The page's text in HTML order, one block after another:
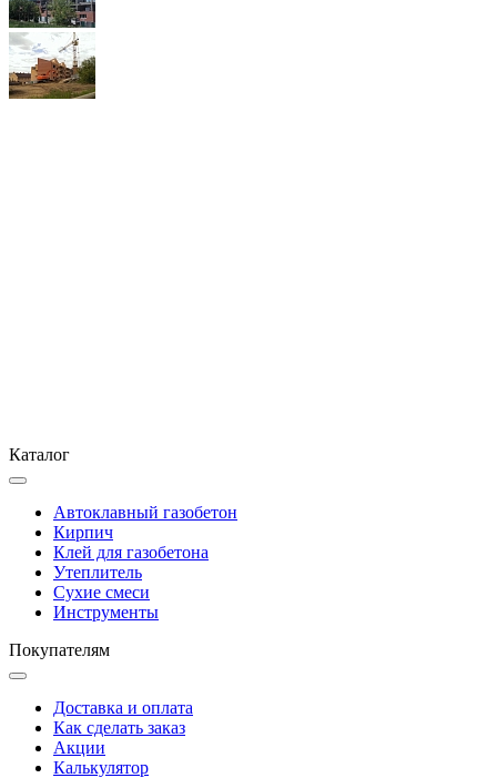
Каталог
Автоклавный газобетон
Кирпич
Клей для газобетона
Утеплитель
Сухие смеси
Инструменты
Покупателям
Доставка и оплата
Как сделать заказ
Акции
Калькулятор